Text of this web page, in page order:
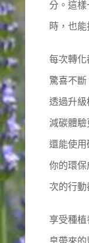
分。這
時，也
每次轉化
驚喜不斷
透過升
減碳體驗
還能使
你的環
次的行動
享受種